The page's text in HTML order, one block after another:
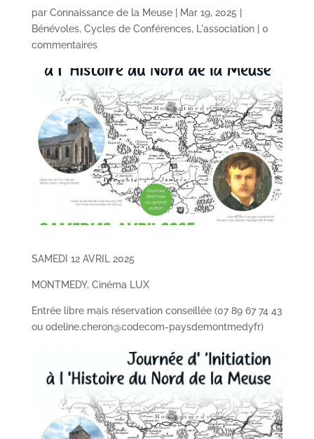
par Connaissance de la Meuse| Mar 19, 2025
Bénévoles, Cycles de Conférences, L'association| 0
commentaires
SAMEDI 12 AVRIL 2025
MONTMEDY, Cinéma LUX
Entrée libre mais réservation conseillée (07 89 67 74 43
ou odeline.cheron@codecom-paysdemontmedyfr)